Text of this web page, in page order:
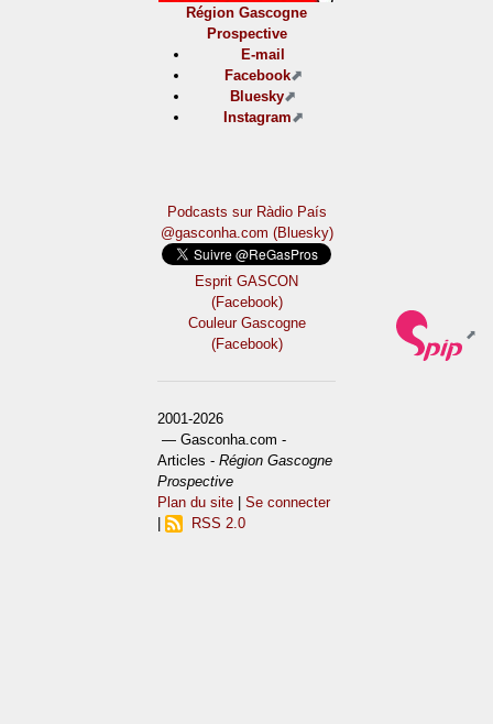
Région Gascogne
Prospective
E-mail
Facebook
Bluesky
Instagram
Podcasts sur Ràdio País
@gasconha.com (Bluesky)
Esprit GASCON
(Facebook)
Couleur Gascogne
(Facebook)
2001-2026
— Gasconha.com -
Articles -Région Gascogne
Prospective
Plan du site |Se connecter
RSS 2.0